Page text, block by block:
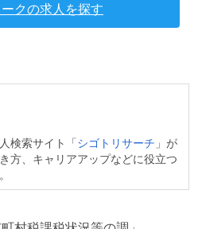
クの求人を探す
検索サイト「 シゴトリサーチ 」が
方、キャリアアップなどに役立つ